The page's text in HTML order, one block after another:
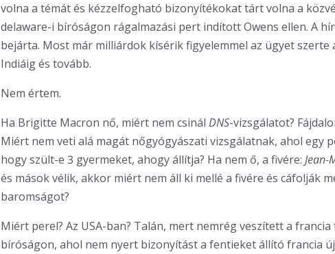
volna a témát és kézzelfogható bizonyítékokat tárt volna a
delaware-i bíróságon rágalmazási pert indított Owens ellen. A
bejárta. Most már milliárdok kísérik figyelemmel az ügyet szerte
Indiáig és tovább.
Nem értem.
Ha Brigitte Macron nő, miért nem csinál DNS-vizsgálatot?
Miért nem veti alá magát nőgyógyászati vizsgálatnak, ahol egy
hogy szült-e 3 gyermeket, ahogy állítja? Ha nem ő, a fivére: Jean-
és mások vélik, akkor miért nem áll ki mellé a fivére és cáfolják
baromságot?
Miért perel? Az USA-ban? Talán, mert nemrég veszített a
bíróságon, ahol nem nyert bizonyítást a fentieket állító francia